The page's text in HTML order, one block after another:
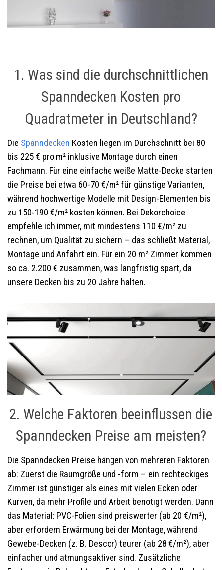
1. Was sind die durchschnittlichen
Spanndecken Kosten pro
Quadratmeter in Deutschland?
Die Spanndecken Kosten liegen im Durchschnitt bei 80
bis 225 € pro m² inklusive Montage durch einen
Fachmann. Für eine einfache weiße Matte-Decke starten
die Preise bei etwa 60-70 €/m² für günstige Varianten,
während hochwertige Modelle mit Design-Elementen bis
zu 150-190 €/m² kosten können. Bei Dekorchoice
empfehle ich immer, mit mindestens 110 €/m² zu
rechnen, um Qualität zu sichern – das schließt Material,
Montage und Anfahrt ein. Für ein 20 m² Zimmer kommen
so ca. 2.200 € zusammen, was langfristig spart, da
unsere Decken bis zu 20 Jahre halten.
2. Welche Faktoren beeinflussen die
Spanndecken Preise am meisten?
Die Spanndecken Preise hängen von mehreren Faktoren
ab: Zuerst die Raumgröße und -form – ein rechteckiges
Zimmer ist günstiger als eines mit vielen Ecken oder
Kurven, da mehr Profile und Arbeit benötigt werden. Dann
das Material: PVC-Folien sind preiswerter (ab 20 €/m²),
aber erfordern Erwärmung bei der Montage, während
Gewebe-Decken (z. B. Descor) teurer (ab 28 €/m²), aber
einfacher und atmungsaktiver sind. Zusätzliche